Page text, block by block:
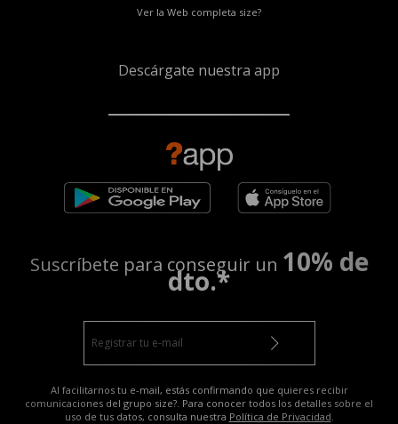
Ver la Web completa size?
Descárgate nuestra app
Suscríbete para conseguir un 10% de
dto.*
Al facilitarnos tu e-mail, estás confirmando que quieres recibir
comunicaciones del grupo size?. Para conocer todos los detalles sobre el
uso de tus datos, consulta nuestra Política de Privacidad